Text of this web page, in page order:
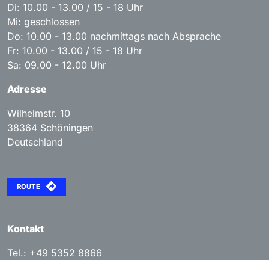
Di: 10.00 - 13.00 / 15 - 18 Uhr
Mi: geschlossen
Do: 10.00 - 13.00 nachmittags nach Absprache
Fr: 10.00 - 13.00 / 15 - 18 Uhr
Sa: 09.00 - 12.00 Uhr
Adresse
Wilhelmstr. 10
38364 Schöningen
Deutschland
ROUTE
Kontakt
Tel.: +49 5352 8866